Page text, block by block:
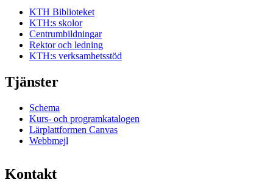
KTH Biblioteket
KTH:s skolor
Centrumbildningar
Rektor och ledning
KTH:s verksamhetsstöd
Tjänster
Schema
Kurs- och programkatalogen
Lärplattformen Canvas
Webbmejl
Kontakt